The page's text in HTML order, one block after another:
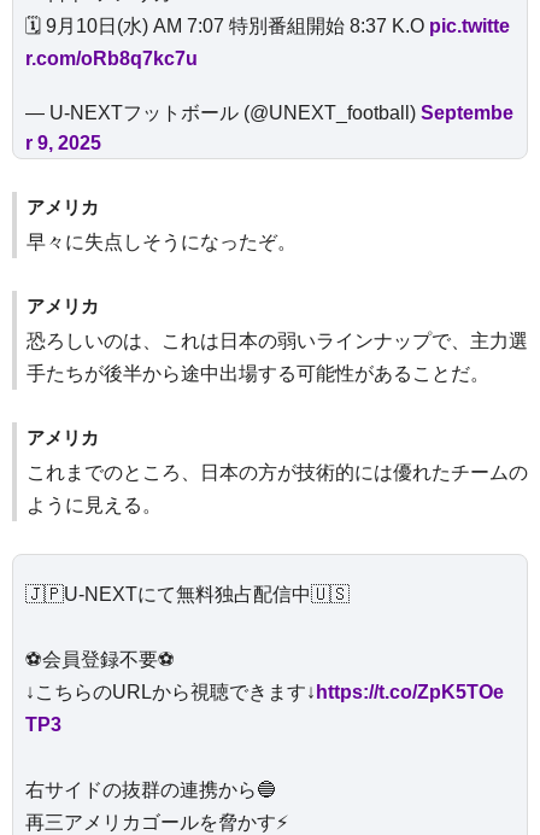
🗓️ 9月10日(水) AM 7:07 特別番組開始 8:37 K.O pic.twitte
r.com/oRb8q7kc7u
— U-NEXTフットボール (@UNEXT_football) Septembe
r 9, 2025
アメリカ
早々に失点しそうになったぞ。
アメリカ
恐ろしいのは、これは日本の弱いラインナップで、主力選
手たちが後半から途中出場する可能性があることだ。
アメリカ
これまでのところ、日本の方が技術的には優れたチームの
ように見える。
🇯🇵U-NEXTにて無料独占配信中🇺🇸
⚽️会員登録不要⚽️
↓こちらのURLから視聴できます↓ https://t.co/ZpK5TOe
TP3
右サイドの抜群の連携から🔵
再三アメリカゴールを脅かす⚡️